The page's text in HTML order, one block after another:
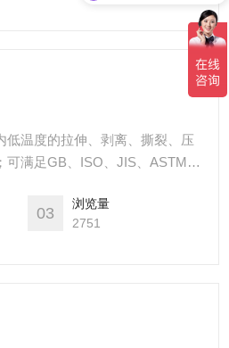
低温度的拉伸、剥离、撕裂、压
满足GB、ISO、JIS、ASTM、
03
浏览量
2751